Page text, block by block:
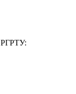
РГРТУ: